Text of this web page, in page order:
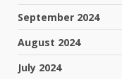
September 2024
August 2024
July 2024